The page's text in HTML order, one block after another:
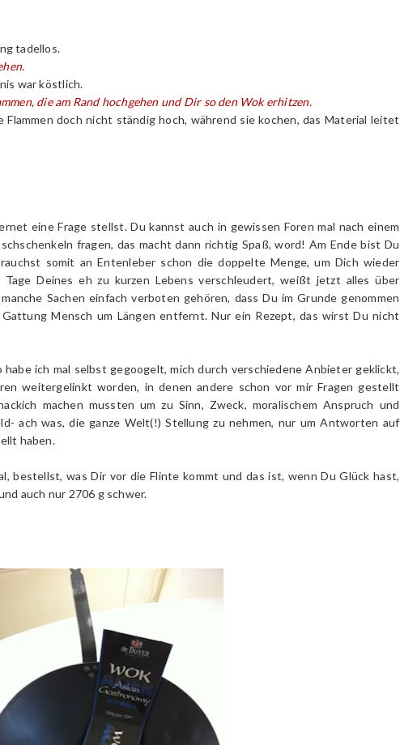
tadellos.
war köstlich.
die am Rand hochgehen und Dir so den Wok erhitzen.
doch nicht ständig hoch, während sie kochen, das Material leitet
eine Frage stellst. Du kannst auch in gewissen Foren mal nach einem
fragen, das macht dann richtig Spaß, word! Am Ende bist Du
somit an Entenleber schon die doppelte Menge, um Dich wieder
Tage Deines eh zu kurzen Lebens verschleudert, weißt jetzt alles über
Sachen einfach verboten gehören, dass Du im Grunde genommen
Mensch um Längen entfernt. Nur ein Rezept, das wirst Du nicht
ich mal selbst gegoogelt, mich durch verschiedene Anbieter geklickt,
weitergelinkt worden, in denen andere schon vor mir Fragen gestellt
machen mussten um zu Sinn, Zweck, moralischem Anspruch und
ach was, die ganze Welt(!) Stellung zu nehmen, nur um Antworten auf
haben.
bestellst, was Dir vor die Flinte kommt und das ist, wenn Du Glück hast,
auch nur 2706 g schwer.